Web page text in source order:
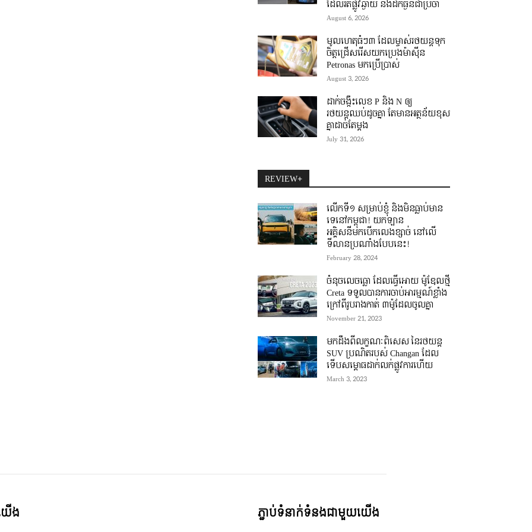
ដែលរត់ផ្លូវឆ្ងាយ និងដឹកធ្ងន់ជាប្រចាំ
August 6, 2026
មូលហេតុធំៗ៣ ដែលម្ចាស់រថយន្តទុក
ចិត្តជ្រើសរើសយកប្រេងម៉ាស៊ីន
Petronas មកប្រើប្រាស់
August 3, 2026
ដាក់ចង្កឹះលេខ P និង N ឲ្យ
រថយន្តឈប់ដូចគ្នា តែមានអត្ថន័យខុស
គ្នាដាច់តែម្តង
July 31, 2026
REVIEW+
លើកទី១ សម្រាប់ខ្ញុំ និងមិនធ្លាប់មាន
ទេនៅកម្ពុជា! យកឡាន
អគ្គិសនីមកបើកលេងខ្សាច់ នៅលើ
ទីលានប្រណាំងបែបនេះ!
February 28, 2024
ចំនុចលេចធ្លោ ដែលធ្វើអោយ ម៉ូឌែលថ្មី
Creta ទទួលបានការចាប់អារម្មណ៍ខ្លាំង
ក្រៅពីរូបរាងកាត់ ៣ម៉ូដែលចូលគ្នា
November 21, 2023
មកដឹងពីលក្ខណៈពិសេស នៃរថយន្ត
SUV ប្រណិតរបស់ Changan ដែល
ទើបសម្ភោធដាក់លក់ផ្លូវការហើយ
March 3, 2023
ើង ភ្ជាប់ទំនាក់ទំនងជាមួយយើង